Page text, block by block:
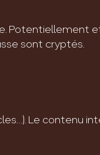
Potentiellement
sont cryptés.
Le contenu